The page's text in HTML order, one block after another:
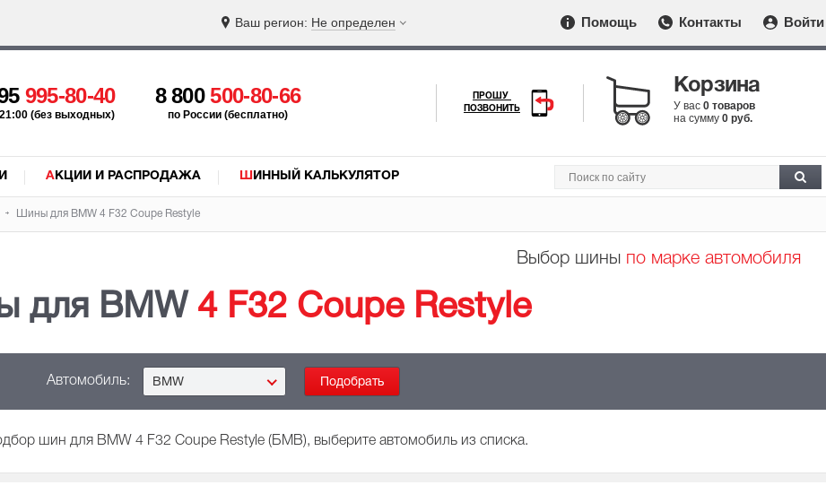
Ваш регион: Не определен Помощь Контакты Войти
995-80-40
(без выходных)
8 800500-80-66
по России (бесплатно)
ПРОШУ
ПОЗВОНИТЬ
Корзина
У вас 0 товаров
на сумму 0 руб.
АКЦИИ И РАСПРОДАЖА ШИННЫЙ КАЛЬКУЛЯТОР
Шины для BMW 4 F32 Coupe Restyle
Выбор шины по марке автомобиля
для BMW 4 F32 Coupe Restyle
Автомобиль: BMW
шин для BMW 4 F32 Coupe Restyle (БМВ), выберите автомобиль из списка.